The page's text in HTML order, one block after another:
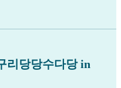
리당당수다당 in